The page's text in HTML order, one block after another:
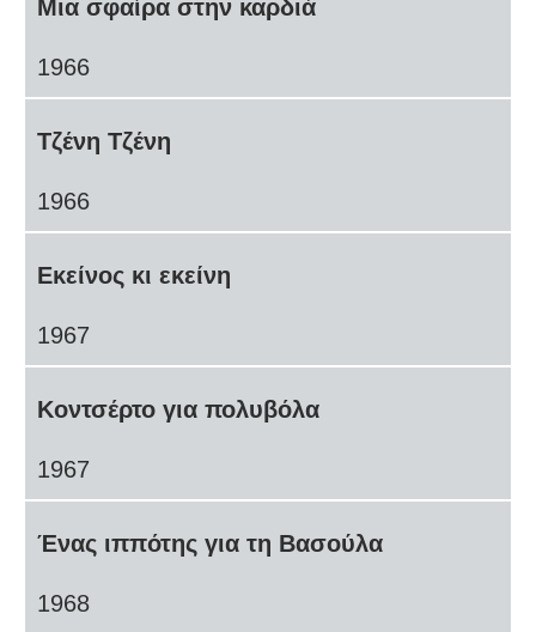
Μια σφαίρα στην καρδιά
1966
Τζένη Τζένη
1966
Εκείνος κι εκείνη
1967
Κοντσέρτο για πολυβόλα
1967
Ένας ιππότης για τη Βασούλα
1968